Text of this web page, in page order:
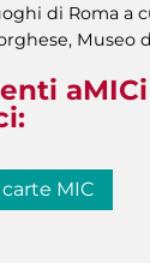
di Roma a
Museo
MIC